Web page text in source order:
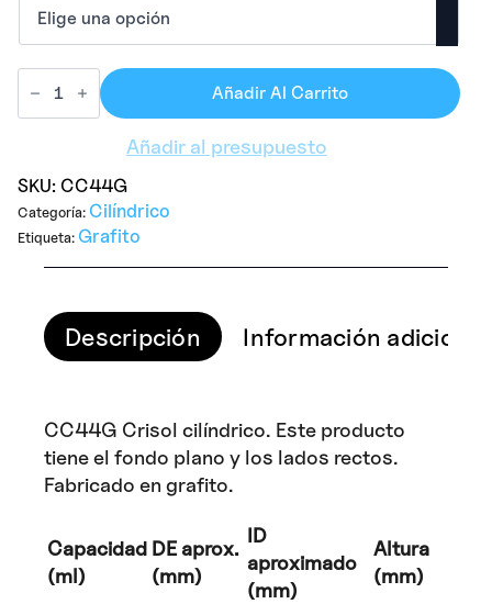
Añadir Al Carrito
Añadir al presupuesto
SKU: CC44G
Categoría: Cilíndrico
Etiqueta: Grafito
Descripción Información adicional
CC44G Crisol cilíndrico. Este producto
tiene el fondo plano y los lados rectos.
Fabricado en grafito.
Capacidad
(ml)
DE aprox.
(mm)
ID
aproximado
(mm)
Altura
(mm)